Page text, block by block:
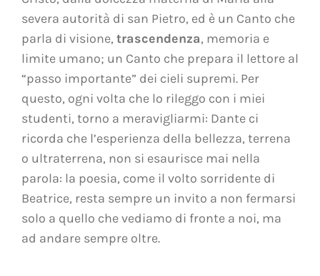
severa autorità di san Pietro, ed è un Canto che
parla di visione, trascendenza, memoria e
limite umano; un Canto che prepara il lettore al
“passo importante” dei cieli supremi. Per
questo, ogni volta che lo rileggo con i miei
studenti, torno a meravigliarmi: Dante ci
ricorda che l’esperienza della bellezza, terrena
o ultraterrena, non si esaurisce mai nella
parola: la poesia, come il volto sorridente di
Beatrice, resta sempre un invito a non fermarsi
solo a quello che vediamo di fronte a noi, ma
ad andare sempre oltre.